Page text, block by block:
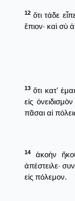
12 ὅτι τάδε
ἔπιον· καὶ σὺ
13 ὅτι κατ'
εἰς
πᾶσαι αἱ
14
ἀκοὴν
ἀπέστειλε·
εἰς πόλεμον.